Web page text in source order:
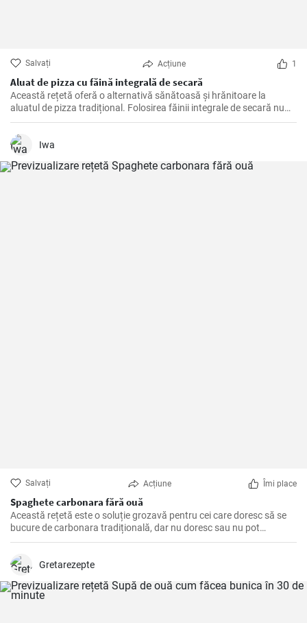
Salvați Acțiune 1
Aluat de pizza cu făină integrală de secară
Această rețetă oferă o alternativă sănătoasă şi hrănitoare la
aluatul de pizza tradițional. Folosirea făinii integrale de secară nu
numai că face pizza mai gustoasă, dar adaugă și multe fibre și
nutrienți.
Iwa
Salvați Acțiune Îmi place
Spaghete carbonara fără ouă
Această rețetă este o soluție grozavă pentru cei care doresc să se
bucure de carbonara tradițională, dar nu doresc sau nu pot
consuma ouă.
Gretarezepte